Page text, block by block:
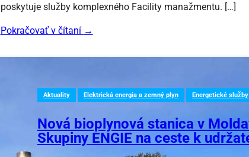
poskytuje služby komplexného Facility manažmentu. […]
Pokračovať v čítaní →
Aktuality Elektrická energia a zemný plyn Energetické služby
Nová bioplynová stanica v
Skupiny ENGIE na ceste k